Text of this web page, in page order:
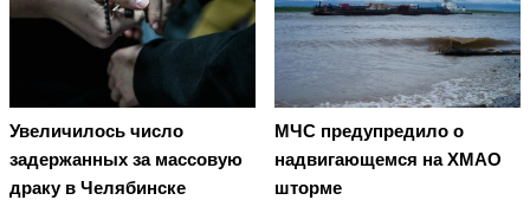
Увеличилось число
задержанных за массовую
драку в Челябинске
МЧС предупредило о
надвигающемся на ХМАО
шторме